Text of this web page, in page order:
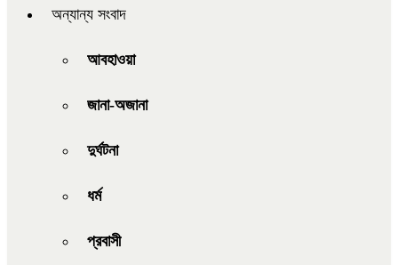
অন্যান্য সংবাদ
আবহাওয়া
জানা-অজানা
দুর্ঘটনা
ধর্ম
প্রবাসী